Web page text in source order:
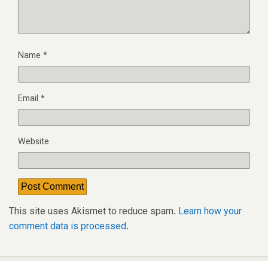
Name *
Email *
Website
This site uses Akismet to reduce spam. Learn how your
comment data is processed.